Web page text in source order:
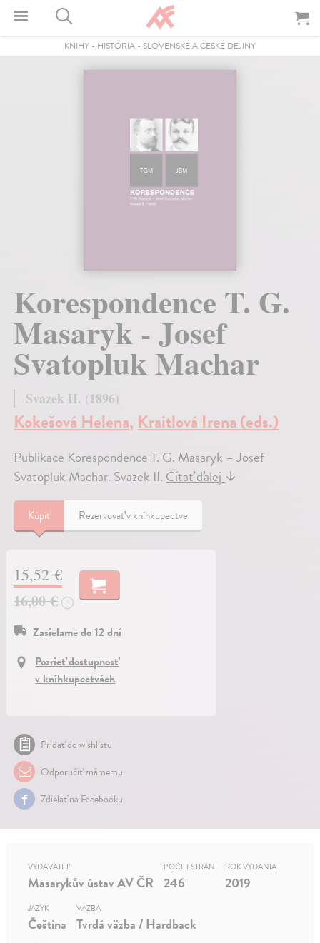
KNIHY - HISTÓRIA - SLOVENSKÉ A ČESKÉ DEJINY
Korespondence T. G.
Masaryk - Josef
Svatopluk Machar
Svazek II. (1896)
Kokešová Helena, Kraitlová Irena (eds.)
Publikace Korespondence T. G. Masaryk – Josef
Svatopluk Machar. Svazek II.Čítať ďalej↓
Kúpiť Rezervovať v kníhkupectve
15,52 €
16,00 €
?
Zasielame do 12 dní
Pozrieť dostupnosť
v kníhkupectvách
Pridať do wishlistu
Odporučiť známemu
Zdielať na Facebooku
VYDAVATEĽ
Masarykův ústav AV ČR
POČET STRÁN
246
ROK VYDANIA
2019
JAZYK
Čeština
VÄZBA
Tvrdá väzba / Hardback